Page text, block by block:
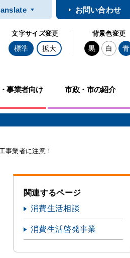
お問い合わせ
文字サイズ変更
標準 拡大
背景色変更
黒 白 青
事業者向け 市政・市の紹介
事業者に注意！
関連するページ
消費生活相談
消費生活啓発事業